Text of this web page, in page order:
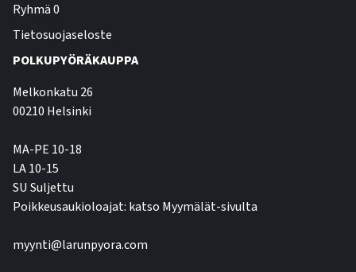
Ryhmä 0
Tietosuojaseloste
POLKUPYÖRÄKAUPPA
Melkonkatu 26
00210 Helsinki
MA-PE 10-18
LA 10-15
SU Suljettu
Poikkeusaukioloajat: katso Myymälät-sivulta
myynti@larunpyora.com